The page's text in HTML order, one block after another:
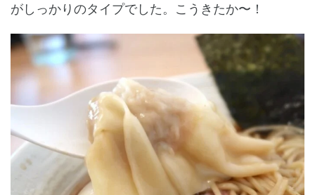
がしっかりのタイプでした。こうきたか〜！